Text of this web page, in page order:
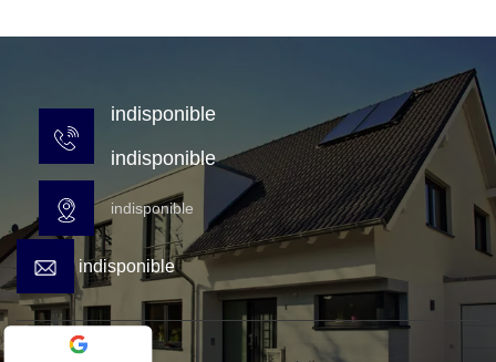
indisponible
indisponible
indisponible
indisponible